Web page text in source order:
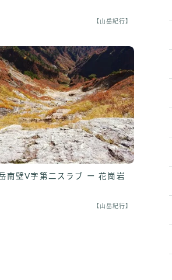
【山岳紀行】
南壁V字第二スラブ ー 花崗岩
【山岳紀行】